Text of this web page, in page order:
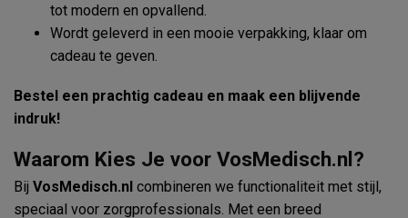
tot modern en opvallend.
Wordt geleverd in een mooie verpakking, klaar om
cadeau te geven.
Bestel een prachtig cadeau en maak een blijvende
indruk!
Waarom Kies Je voor VosMedisch.nl?
Bij VosMedisch.nl combineren we functionaliteit met stijl,
speciaal voor zorgprofessionals. Met een breed